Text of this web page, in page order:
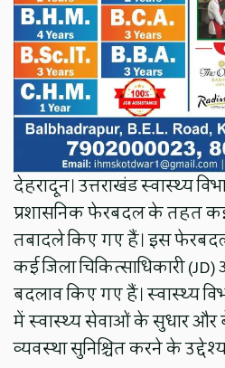
देहरादून। उत्तराखंड स्वास्थ्य
प्रशासनिक फेरबदल के तहत कई
तबादले किए गए हैं। इस
कई जिला चिकित्साधिकारी
बदलाव किए गए हैं। स्वास्थ्य
में स्वास्थ्य सेवाओं के सुधार और
व्यवस्था सुनिश्चित करने के